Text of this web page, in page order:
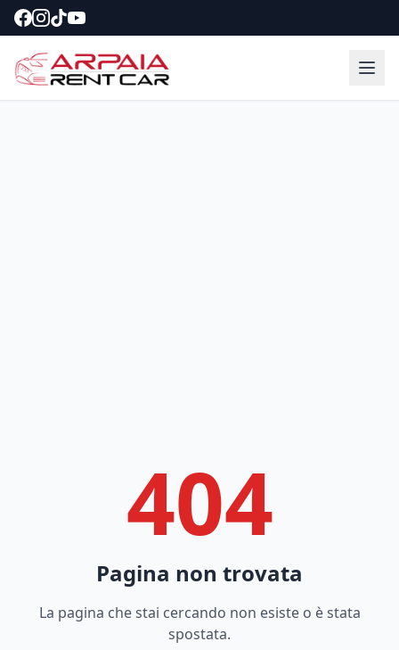
404
Pagina non trovata
La pagina che stai cercando non esiste o è stata
spostata.